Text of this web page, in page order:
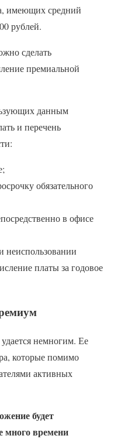
имеющих средний
рублей.
сделать
премиальной
данным
и перечень
обязательного
в офисе
неиспользовании
платы за годовое
немногим. Ее
которые помимо
активных
будет
много времени